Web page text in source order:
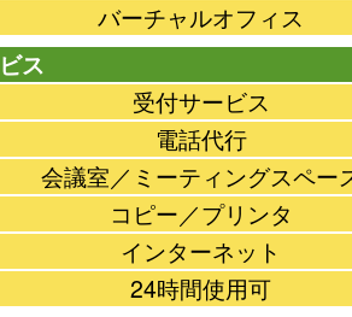
バーチャルオフィス
ス
受付サービス
電話代行
会議室／ミーティングスペー
コピー／プリンタ
インターネット
24時間使用可